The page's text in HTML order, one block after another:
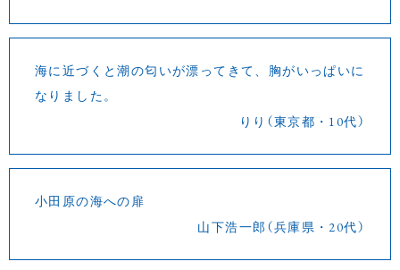
海に近づくと潮の匂いが漂ってきて、胸がいっぱいに
なりました。
りり（東京都・10代）
小田原の海への扉
山下浩一郎（兵庫県・20代）